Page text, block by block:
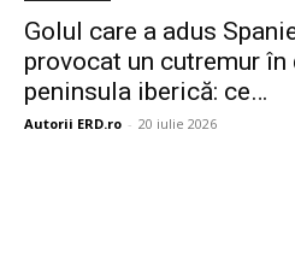
Golul care a adus
provocat un cutremur
peninsula iberică: ce…
Autorii ERD.ro - 20 iulie 2026